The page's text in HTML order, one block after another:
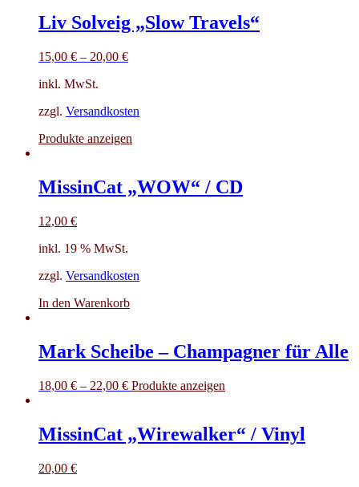
Liv Solveig „Slow Travels“
15,00 € – 20,00 €
inkl. MwSt.
zzgl. Versandkosten
Produkte anzeigen
MissinCat „WOW“ / CD
12,00 €
inkl. 19 % MwSt.
zzgl. Versandkosten
In den Warenkorb
Mark Scheibe – Champagner für Alle
18,00 € – 22,00 € Produkte anzeigen
MissinCat „Wirewalker“ / Vinyl
20,00 €